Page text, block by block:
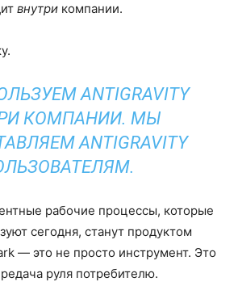
внутри компании.
ANTIGRAVITY
КОМПАНИИ. МЫ
ANTIGRAVITY
рабочие процессы, которые
сегодня, станут продуктом
— это не просто инструмент. Это
руля потребителю.